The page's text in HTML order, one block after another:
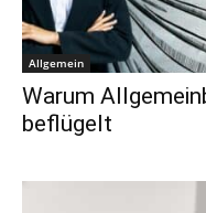
Allgemein
Warum
beflügelt